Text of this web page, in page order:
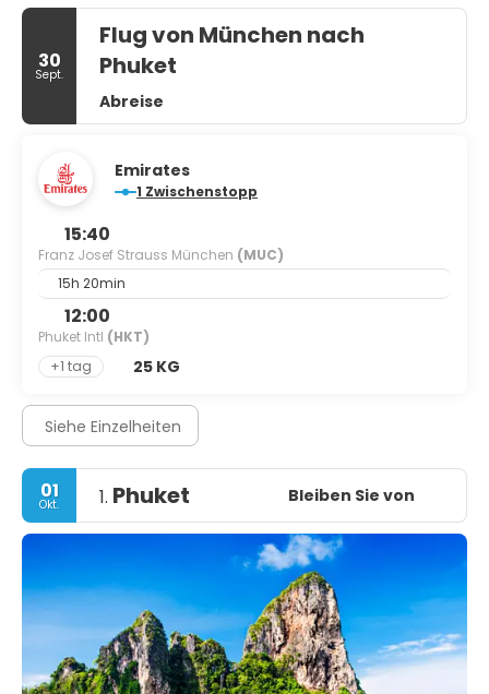
30
Sept.
Flug von München nach
Phuket
Abreise
Emirates
1 Zwischenstopp
15:40
Franz Josef Strauss München (MUC)
15h 20min
12:00
Phuket Intl (HKT)
+1 tag
25 KG
Siehe Einzelheiten
01
Okt. 1. Phuket Bleiben Sie von